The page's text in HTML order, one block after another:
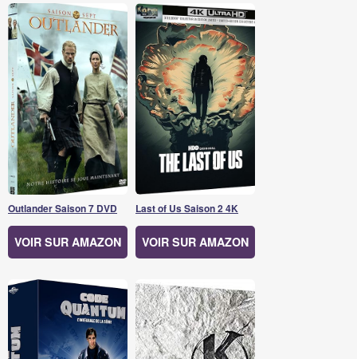
Outlander Saison 7 DVD
VOIR SUR AMAZON
Last of Us Saison 2 4K
VOIR SUR AMAZON